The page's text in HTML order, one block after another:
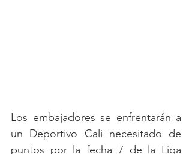
Los embajadores se enfrentarán a
un Deportivo Cali necesitado de
puntos por la fecha 7 de la Liga